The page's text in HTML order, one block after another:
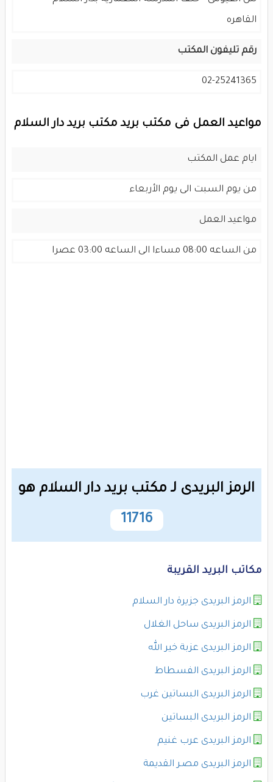
القاهره
رقم تليفون المكتب
02-25241365
مواعيد العمل فى مكتب بريد مكتب بريد دار السلام
ايام عمل المكتب
من يوم السبت الى يوم الأربعاء
مواعيد العمل
من الساعه 08:00 مساءا الى الساعه 03:00 عصرا
الرمز البريدى لـ مكتب بريد دار السلام هو
11716
مكاتب البريد القريبة
الرمز البريدى جزيرة دار السلام
الرمز البريدى ساحل الغلال
الرمز البريدى عزبة خير الله
الرمز البريدى الفسطاط
الرمز البريدى البساتين غرب
الرمز البريدى البساتين
الرمز البريدى عرب غنيم
الرمز البريدى مصـر القديمة